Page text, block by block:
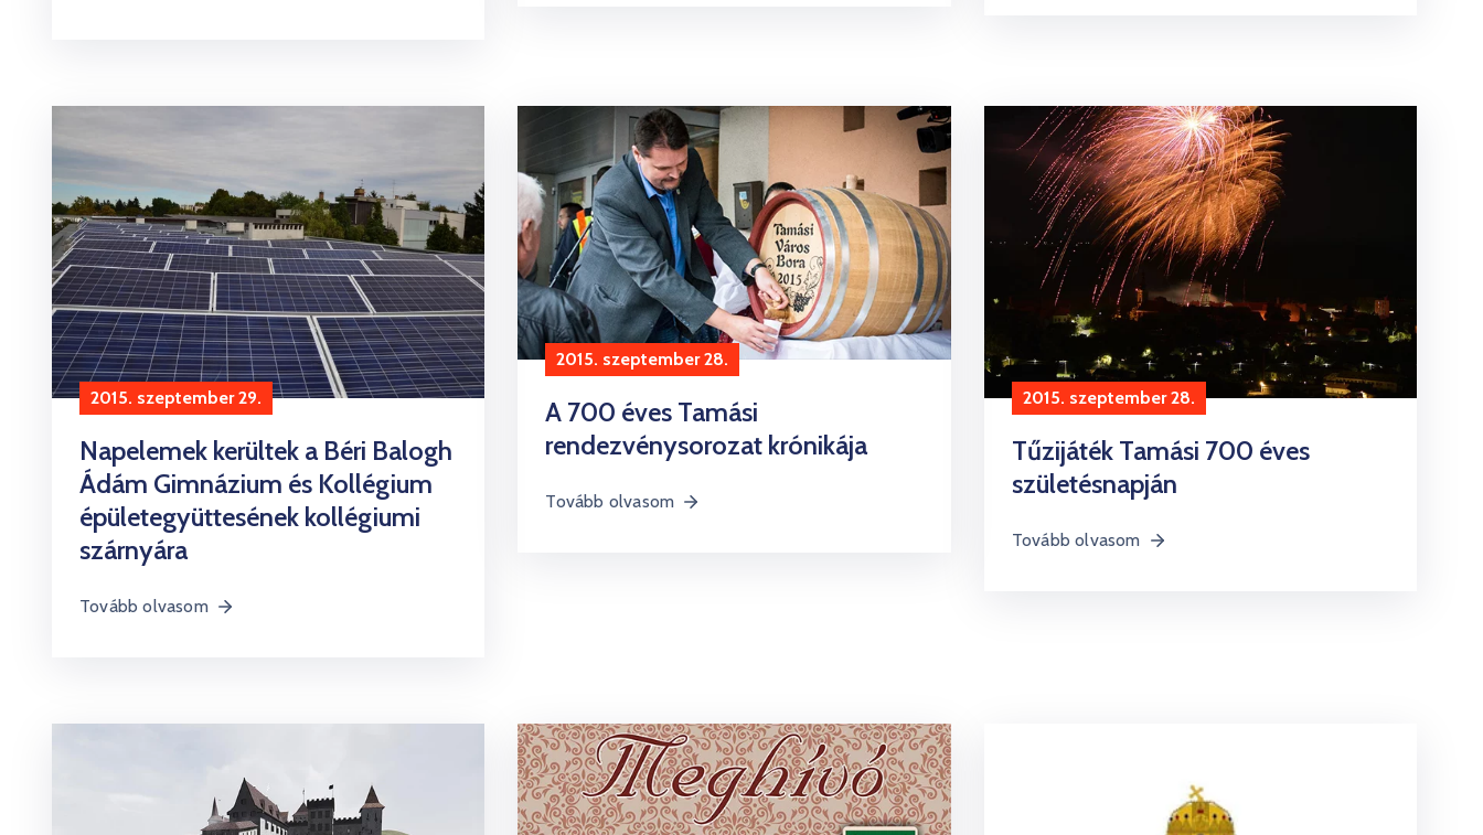
2015. szeptember 29.
Napelemek kerültek a Béri Balogh
Ádám Gimnázium és Kollégium
épületegyüttesének kollégiumi
szárnyára
Tovább olvasom
2015. szeptember 28.
A 700 éves Tamási
rendezvénysorozat krónikája
Tovább olvasom
2015. szeptember 28.
Tűzijáték Tamási 700 éves
születésnapján
Tovább olvasom